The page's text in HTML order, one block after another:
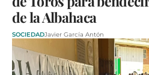
de la Albahaca
SOCIEDADJavier García Antón